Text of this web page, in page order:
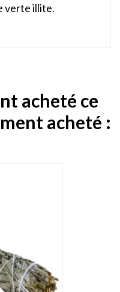
verte illite.
acheté ce
acheté :